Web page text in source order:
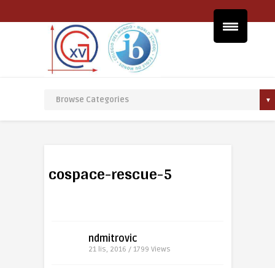
cospace-rescue-5
ndmitrovic
21 lis, 2016 / 1799 Views